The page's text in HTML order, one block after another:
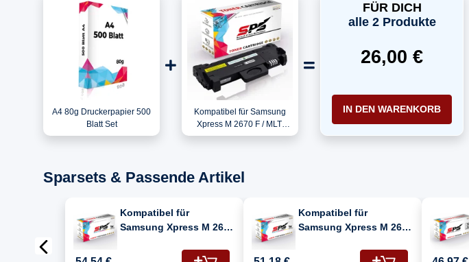
A4 80g Druckerpapier 500
Blatt Set
Kompatibel für Samsung
Xpress M 2670 F / MLT-
D116L/ELS / 116L Toner
FÜR DICH
alle 2 Produkte
26,00 €
IN DEN WARENKORB
Sparsets & Passende Artikel
Kompatibel für
Samsung Xpress M 2670
Kompatibel für
Samsung Xpress M 2670